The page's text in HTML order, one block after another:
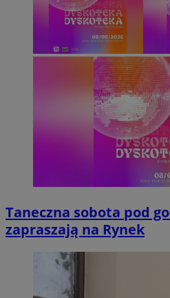
Taneczna sobota pod
zapraszają na Rynek